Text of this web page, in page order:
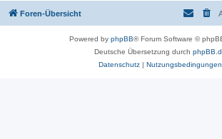
Foren-Übersicht
Powered by phpBB® Forum Software ©
Deutsche Übersetzung durch
Datenschutz| Nutzungsbedingungen